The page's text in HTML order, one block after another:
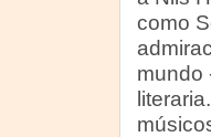
como
mundo